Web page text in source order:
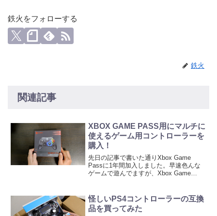
鉄火をフォローする
鉄火
関連記事
XBOX GAME PASS用にマルチに
使えるゲーム用コントローラーを
購入！
先日の記事で書いた通りXbox Game
Passに1年間加入しました。早速色んな
ゲームで遊んでますが、Xbox Game
だ、難点はコントローラが...
怪しいPS4コントローラーの互換
品を買ってみた